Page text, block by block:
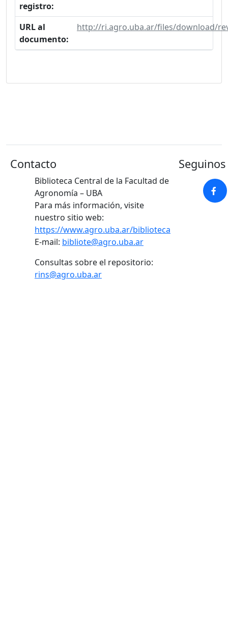
registro:
URL al
documento:
http://ri.agro.uba.ar/files/download/
Contacto
Biblioteca Central de la Facultad de
Agronomía – UBA
Para más información, visite
nuestro sitio web:
https://www.agro.uba.ar/biblioteca
E-mail: bibliote@agro.uba.ar
Consultas sobre el repositorio:
rins@agro.uba.ar